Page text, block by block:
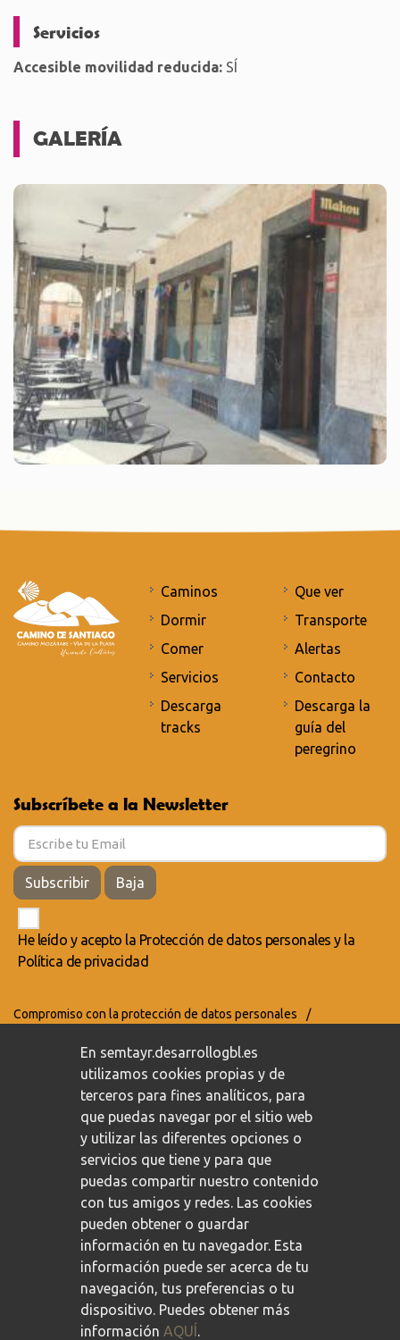
Servicios
Accesible movilidad reducida: SÍ
GALERÍA
Caminos
Dormir
Comer
Servicios
Descarga
tracks
Que ver
Transporte
Alertas
Contacto
Descarga la
guía del
peregrino
Subscríbete a la Newsletter
Subscribir Baja
He leído y acepto la Protección de datos personales y la
Política de privacidad
Compromiso con la protección de datos personales
/
En semtayr.desarrollogbl.es
utilizamos cookies propias y de
terceros para fines analíticos, para
que puedas navegar por el sitio web
y utilizar las diferentes opciones o
servicios que tiene y para que
puedas compartir nuestro contenido
con tus amigos y redes. Las cookies
pueden obtener o guardar
información en tu navegador. Esta
información puede ser acerca de tu
navegación, tus preferencias o tu
dispositivo. Puedes obtener más
información AQUÍ.